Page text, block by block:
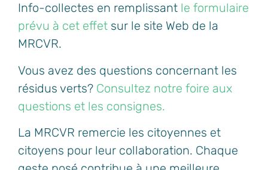
Info-collectes en remplissant le formulaire
prévu à cet effet sur le site Web de la
MRCVR.
Vous avez des questions concernant les
résidus verts? Consultez notre foire aux
questions et les consignes.
La MRCVR remercie les citoyennes et
citoyens pour leur collaboration. Chaque